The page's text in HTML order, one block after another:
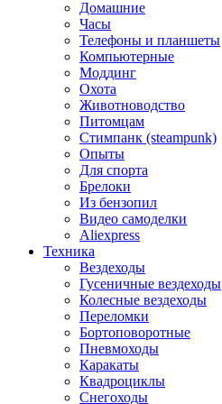
Домашние
Часы
Телефоны и планшеты
Компьютерные
Моддинг
Охота
Животноводство
Питомцам
Стимпанк (steampunk)
Опыты
Для спорта
Брелоки
Из бензопил
Видео самоделки
Aliexpress
Техника
Вездеходы
Гусеничные вездеходы
Колесные вездеходы
Переломки
Бортоповоротные
Пневмоходы
Каракаты
Квадроциклы
Снегоходы